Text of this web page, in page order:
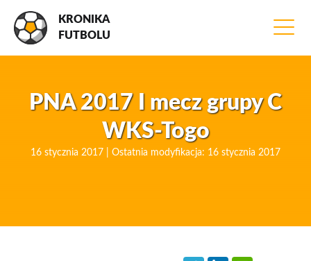
KRONIKA
FUTBOLU
PNA 2017 I mecz grupy C
WKS-Togo
16 stycznia 2017 | Ostatnia modyfikacja: 16 stycznia 2017